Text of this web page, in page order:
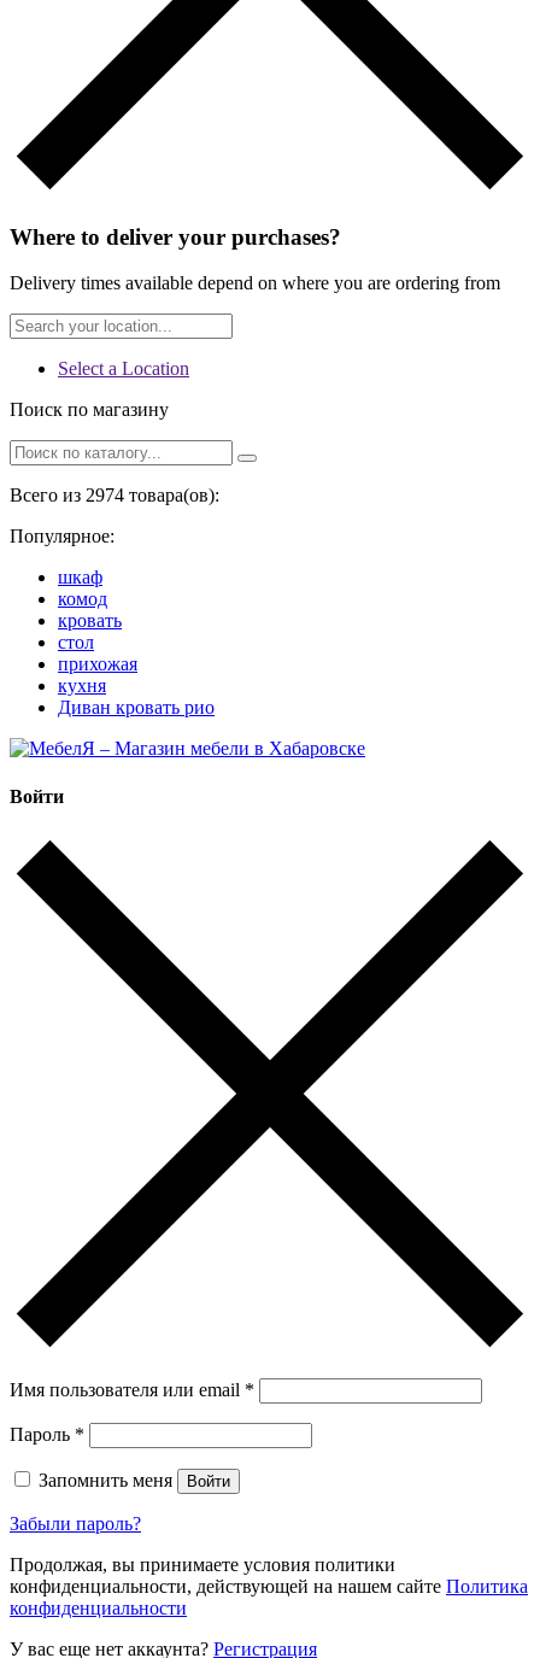
Where to deliver your purchases?
Delivery times available depend on where you are ordering from
Select a Location
Поиск по магазину
Всего из 2974 товара(ов):
Популярное:
шкаф
комод
кровать
стол
прихожая
кухня
Диван кровать рио
Войти
Имя пользователя или email *
Пароль *
Запомнить меня Войти
Забыли пароль?
Продолжая, вы принимаете условия политики
конфиденциальности, действующей на нашем сайте Политика
конфиденциальности
У вас еще нет аккаунта? Регистрация